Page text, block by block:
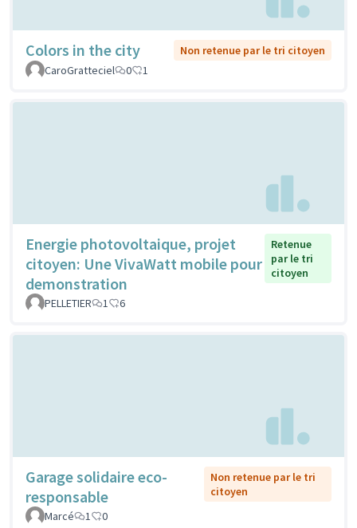
Colors in the city
Non retenue par le tri citoyen
CaroGratteciel
0 1
Energie photovoltaique, projet
citoyen: Une VivaWatt mobile pour
demonstration
Retenue
par le tri
citoyen
PELLETIER 1 6
Garage solidaire eco-
responsable
Non retenue par le tri
citoyen
Marcé
1 0